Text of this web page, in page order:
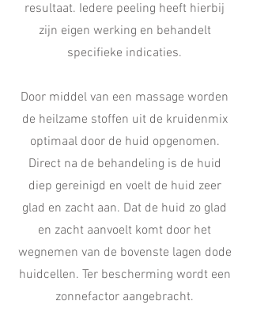
resultaat. Iedere peeling heeft hierbij
zijn eigen werking en behandelt
specifieke indicaties.
Door middel van een massage worden
de heilzame stoffen uit de kruidenmix
optimaal door de huid opgenomen.
Direct na de behandeling is de huid
diep gereinigd en voelt de huid zeer
glad en zacht aan. Dat de huid zo glad
en zacht aanvoelt komt door het
wegnemen van de bovenste lagen dode
huidcellen. Ter bescherming wordt een
zonnefactor aangebracht.